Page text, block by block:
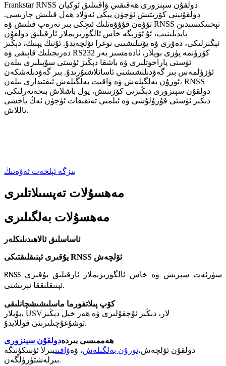
Frankstar RNSS دولقۇن سېنزورى ھەقىقىي ۋاقىتلىق ئوكيان
دولقۇنىنى كۆزىتىش ئۈچۈن يېڭى ئەۋلاد ھەل قىلىش چارىسى.
تۆۋەن قۇۋۋەتلىك ئىچكى بىر تەرەپ قىلىش ۋە RNSS تېخنىكىسىدىن
پايدىلىنىپ، ئۇ ئۆزىگە خاس ئالگورىزىملار ئارقىلىق دولقۇن
ئېگىزلىكى، دەۋرى ۋە يۆنىلىشىنى توغرا ئۆلچەيدۇ. ئۇنىڭ يېنىك، دېڭىز
دەرىجىلىك قاپىقى ۋە RS232 كۆرۈنمە يۈزى بويلار، ئادەمسىز يەر
ئۈستى پاراخوتلىرى ۋە باشقا دېڭىز ئۈستى سۇپىلىرى بىلەن
ئۈزۈلمەس بىر گەۋدىلىشىشنى ئاسانلاشتۇرىدۇ. بىر گەۋدىلەشكەن
ئورۇن بەلگىلەش ۋە ۋاقىت بەلگىلەش ئىقتىدارى بىلەن، RNSS
دولقۇن سېنزورى دېڭىزنى كۆزىتىش، يول باشلاش بىخەتەرلىكى،
دېڭىز ئۈستى قۇرۇلۇشى ۋە ئىلمىي تەتقىقات ئۈچۈن ئەڭ ياخشى
تاللاش.
بىزگە ئېلخەت ئەۋەتىڭ
مەھسۇلات تەپسىلاتلىرى
مەھسۇلات بەلگىلىرى
ئاساسلىق ئالاھىدىلىكلەر
يۇقىرى ئېنىقلىقتىكى RNSS ئۆلچەش
RNSS سۈرئەت سېزىش ۋە خاس ئالگورىزىملار ئارقىلىق يۇقىرى
ئېنىقلىققا ئېرىشتى.
كۆپ پىلاتفورما ماسلىشىشچانلىقى
بۇيلار، USVلار، دېڭىز ئۇچقۇلىرى ۋە ھەر خىل دېڭىز
توشۇغۇچىلىرىنى قوللايدۇ.
ھەممىسى بىردەدولقۇن سېنزورى
دولقۇن ئۆلچەش،ئورۇن بەلگىلەش، ۋەۋاقىتبىرلا ئۈسكۈنىگە
بىرلەشتۈرۈلگەن.